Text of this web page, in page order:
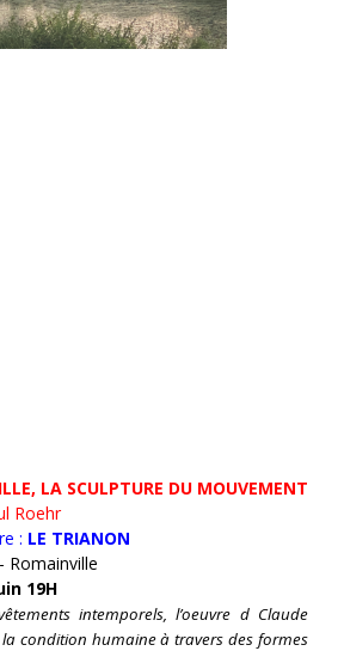
LA SCULPTURE DU MOUVEMENT
Roehr
: LE TRIANON
Romainville
19H
intemporels, l’oeuvre d Claude
la condition humaine à travers des formes